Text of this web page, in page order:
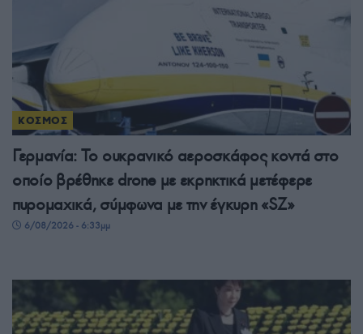
ΚΟΣΜΟΣ
Γερμανία: Το ουκρανικό αεροσκάφος κοντά στο
οποίο βρέθηκε drone με εκρηκτικά μετέφερε
πυρομαχικά, σύμφωνα με την έγκυρη «SZ»
6/08/2026 - 6:33μμ